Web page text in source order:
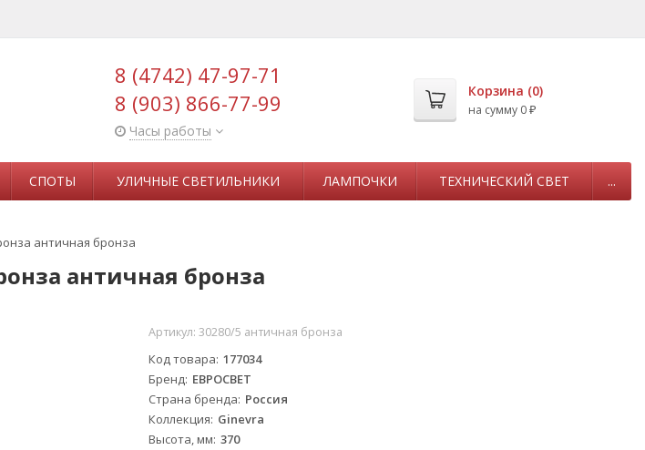
8 (4742) 47-97-71
8 (903) 866-77-99
Часы работы
Корзина (0)
на сумму 0 ₽
СПОТЫ УЛИЧНЫЕ СВЕТИЛЬНИКИ ЛАМПОЧКИ ТЕХНИЧЕСКИЙ СВЕТ ...
античная бронза
античная бронза
Артикул: 30280/5 античная бронза
Код товара 177034
Бренд ЕВРОСВЕТ
Страна бренда Россия
Коллекция Ginevra
Высота, мм 370